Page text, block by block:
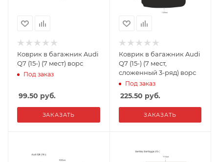
Коврик в багажник Audi
Q7 (15-) (7 мест) ворс
Под заказ
99.50 руб.
ЗАКАЗАТЬ
Коврик в багажник Audi
Q7 (15-) (7 мест,
сложенный 3-ряд) ворс
Под заказ
225.50 руб.
ЗАКАЗАТЬ